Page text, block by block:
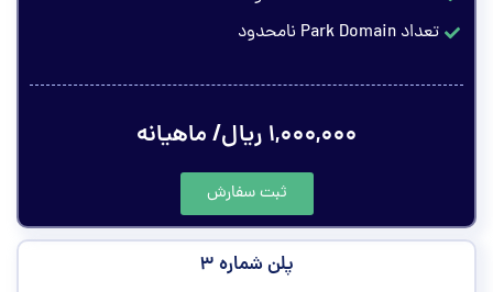
تعداد Park Domain نامحدود
۱,۰۰۰,۰۰۰ ریال/ ماهیانه
ثبت سفارش
پلن شماره ۳